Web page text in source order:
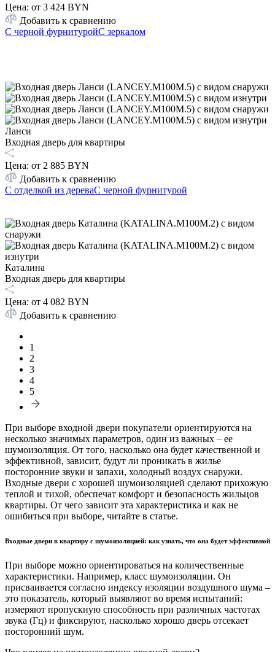
Цена: от 3 424 BYN
Добавить к сравнению
С черной фурнитуройС зеркалом
Ланси
Входная дверь для квартиры
Цена: от 2 885 BYN
Добавить к сравнению
С отделкой из дереваС черной фурнитурой
Каталина
Входная дверь для квартиры
Цена: от 4 082 BYN
Добавить к сравнению
1
2
3
4
5
При выборе входной двери покупатели ориентируются на
несколько значимых параметров, один из важных – ее
шумоизоляция. От того, насколько она будет качественной и
эффективной, зависит, будут ли проникать в жилье
посторонние звуки и запахи, холодный воздух снаружи.
Входные двери с хорошей шумоизоляцией сделают прихожую
теплой и тихой, обеспечат комфорт и безопасность жильцов
квартиры. От чего зависит эта характеристика и как не
ошибиться при выборе, читайте в статье.
Входные двери в квартиру с шумоизоляцией: как узнать, что она будет эффективной
При выборе можно ориентироваться на количественные
характеристики. Например, класс шумоизоляции. Он
присваивается согласно индексу изоляции воздушного шума –
это показатель, который выявляют во время испытаний:
измеряют пропускную способность при различных частотах
звука (Гц) и фиксируют, насколько хорошо дверь отсекает
посторонний шум.